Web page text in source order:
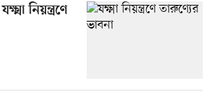
যক্ষ্মা নিয়ন্ত্রণে